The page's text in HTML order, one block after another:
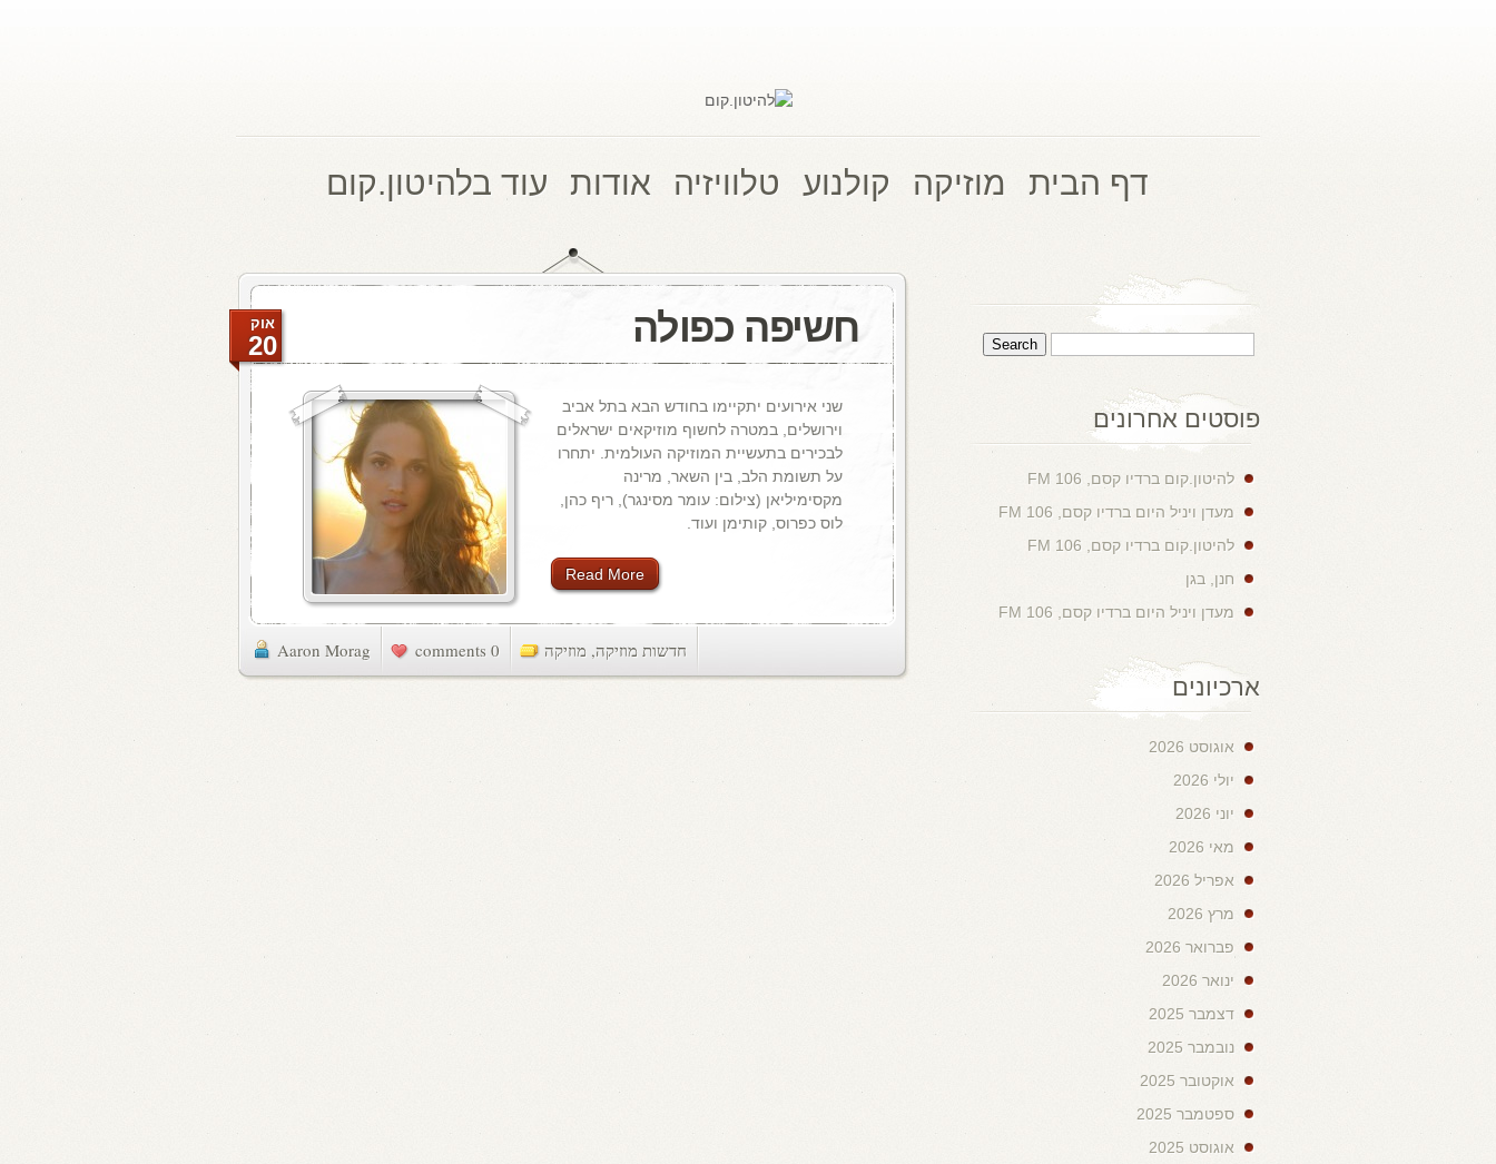
דף הבית מוזיקה קולנוע טלוויזיה אודות עוד בלהיטון.קום
חשיפה כפולה אוק
20
שני אירועים יתקיימו בחודש הבא בתל אביב
וירושלים, במטרה לחשוף מוזיקאים ישראלים
לבכירים בתעשיית המוזיקה העולמית. יתחרו
על תשומת הלב, בין השאר, מרינה
מקסימיליאן (צילום: עומר מסינגר), ריף כהן,
לוס כפרוס, קותימן ועוד.
Read More
Aaron Morag 0 comments חדשות מוזיקה, מוזיקה
פוסטים אחרונים
להיטון.קום ברדיו קסם, 106 FM
מעדן ויניל היום ברדיו קסם, 106 FM
להיטון.קום ברדיו קסם, 106 FM
חנן, בגן
מעדן ויניל היום ברדיו קסם, 106 FM
ארכיונים
אוגוסט 2026
יולי 2026
יוני 2026
מאי 2026
אפריל 2026
מרץ 2026
פברואר 2026
ינואר 2026
דצמבר 2025
נובמבר 2025
אוקטובר 2025
ספטמבר 2025
אוגוסט 2025